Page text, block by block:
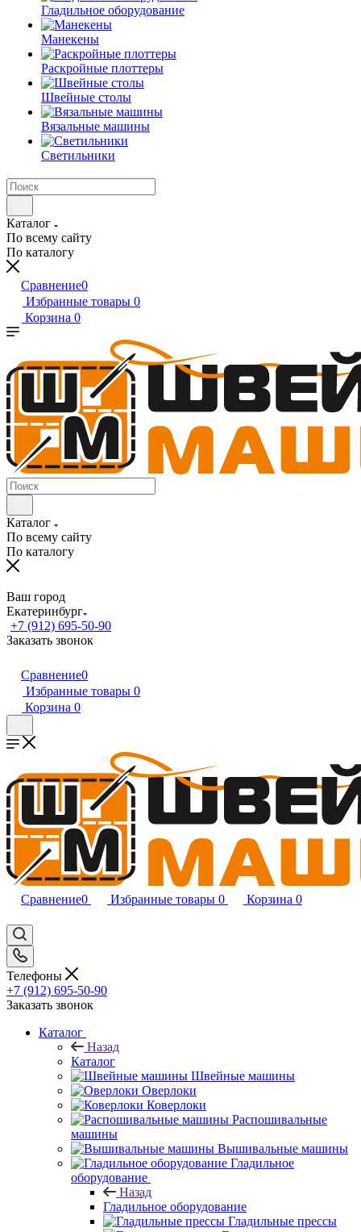
Гладильное оборудование
Манекены
Раскройные плоттеры
Швейные столы
Вязальные машины
Светильники
Каталог
По всему сайту
По каталогу
Сравнение0
Избранные товары 0
Корзина 0
Каталог
По всему сайту
По каталогу
Ваш город
Екатеринбург
+7 (912) 695-50-90
Заказать звонок
Сравнение0
Избранные товары 0
Корзина 0
Сравнение0 Избранные товары 0 Корзина 0
Телефоны
+7 (912) 695-50-90
Заказать звонок
Каталог
Назад
Каталог
Швейные машины
Оверлоки
Коверлоки
Распошивальные
машины
Вышивальные машины
Гладильное
оборудование
Назад
Гладильное оборудование
Гладильные прессы